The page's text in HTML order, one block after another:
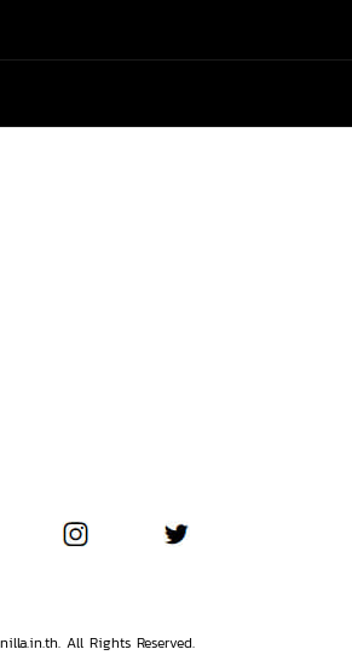
All Rights Reserved.